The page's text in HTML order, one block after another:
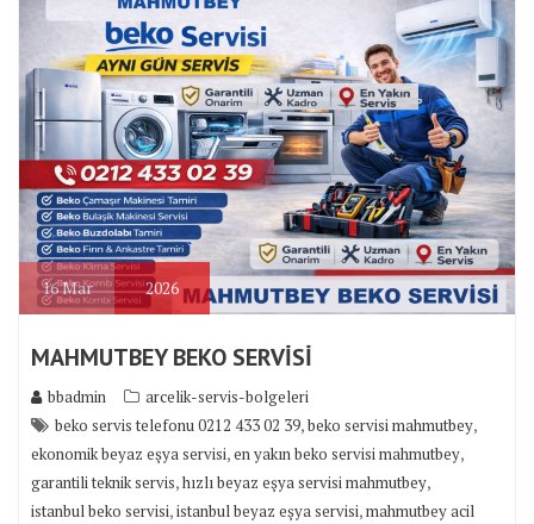
16Mar 2026
MAHMUTBEY BEKO SERVİSİ
bbadmin
arcelik-servis-bolgeleri
beko servis telefonu 0212 433 02 39,beko servisi mahmutbey,
ekonomik beyaz eşya servisi,en yakın beko servisi mahmutbey,
garantili teknik servis,hızlı beyaz eşya servisi mahmutbey,
istanbul beko servisi,istanbul beyaz eşya servisi,mahmutbey acil